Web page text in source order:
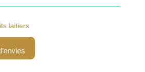
laitiers